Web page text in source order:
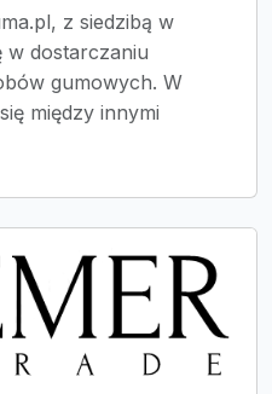
z siedzibą w
w dostarczaniu
gumowych. W
między innymi